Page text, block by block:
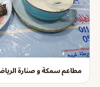
مطاعم سمكة و صنارة